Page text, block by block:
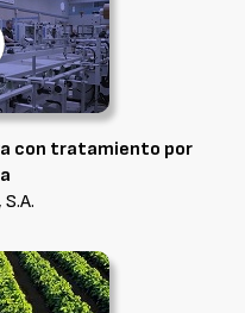
con tratamiento por